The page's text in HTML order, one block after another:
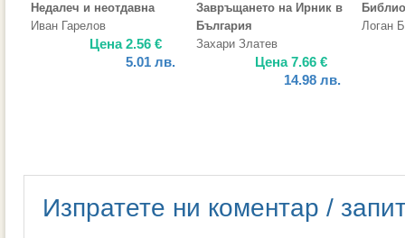
Недалеч и неотдавна
Иван Гарелов
Цена2.56 €
5.01 лв.
Завръщането на Ирник в
България
Захари Златев
Цена7.66 €
14.98 лв.
Логан
Изпратете ни коментар /